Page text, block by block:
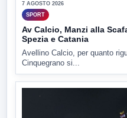
7 AGOSTO 2026
SPORT
Av Calcio, Manzi alla
Spezia e Catania
Avellino Calcio, per quanto
Cinquegrano si...